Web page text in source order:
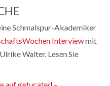
Schmalspur-Akademiker
Interviewmit
Walter. Lesen Sie